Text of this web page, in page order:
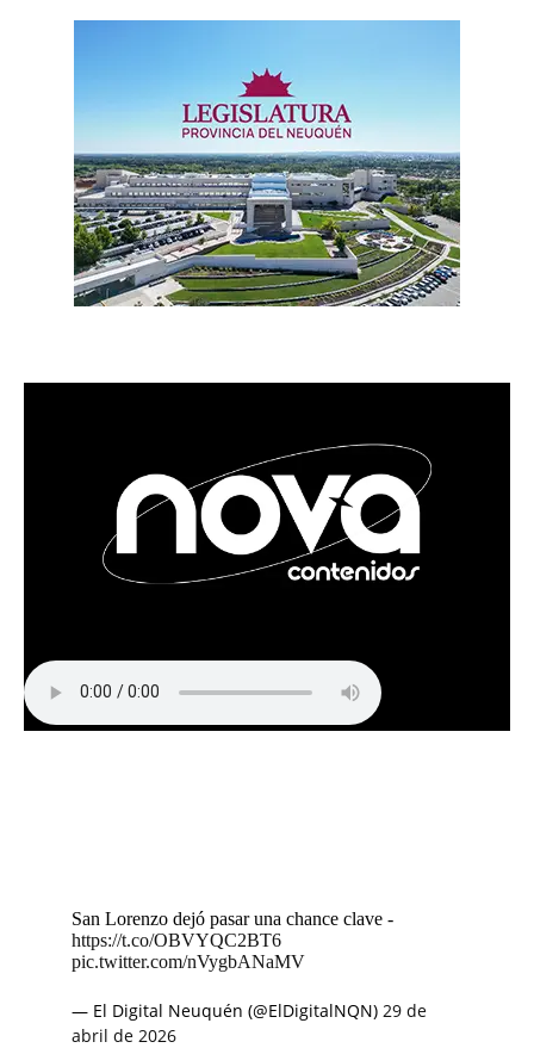
San Lorenzo dejó pasar una chance clave -
https://t.co/OBVYQC2BT6
pic.twitter.com/nVygbANaMV
— El Digital Neuquén (@ElDigitalNQN) 29 de
abril de 2026